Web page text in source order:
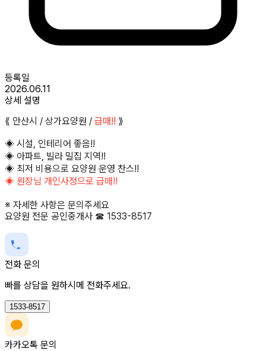
등록일
2026.06.11
상세 설명
⟪ 안산시 / 상가요양원 / 급매!! ⟫
◈ 시설, 인테리어 좋음!!
◈ 아파트, 빌라 밀집 지역!!
◈ 최저 비용으로 요양원 운영 찬스!!
◈ 원장님 개인사정으로 급매!!
※ 자세한 사항은 문의주세요
요양원 전문 공인중개사 ☎ 1533-8517
전화 문의
빠를 상담을 원하시메 전화주세요.
1533-8517
카카오톡 문의